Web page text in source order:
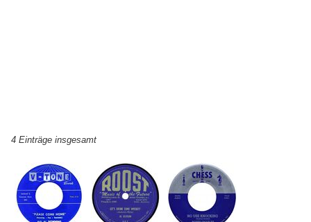
4 Einträge insgesamt